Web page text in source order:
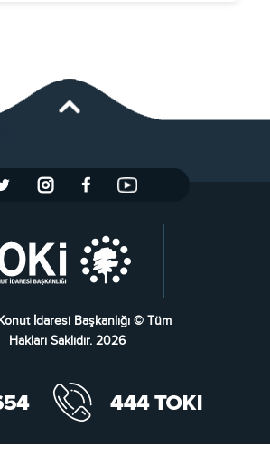
İdaresi Başkanlığı © Tüm
Hakları Saklıdır. 2026